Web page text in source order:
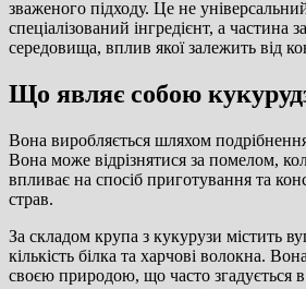
зваженого підходу. Це не
спеціалізований інгредієнт, а частина
середовища, вплив якої залежить від
Що являє собою
Вона виробляється шляхом
Вона може відрізнятися за помелом,
впливає на спосіб приготування та
страв.
За складом крупа з кукурузи містить
кількість білка та харчові волокна.
своєю природою, що часто згадується